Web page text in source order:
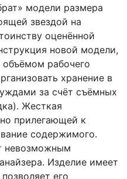
модели размера
звездой на
оценённой
новой модели,
рабочего
хранение в
за счёт съёмных
Жесткая
прилегающей к
содержимого.
невозможным
Изделие имеет
его